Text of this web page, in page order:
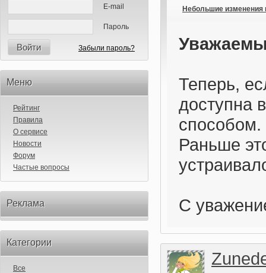
E-mail
Пароль
Войти Забыли пароль?
Меню
Рейтинг
Правила
О сервисе
Новости
Форум
Частые вопросы
Реклама
Категории
Все
Небольшие изменения
Теперь,
доступна
способом.
Раньше
С